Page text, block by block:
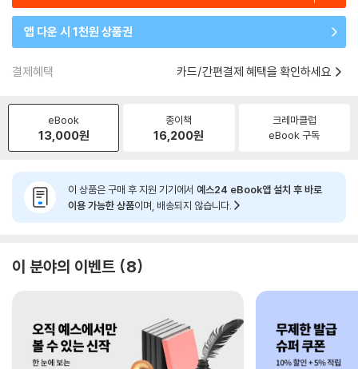
앱 다운 시 1천원 상품권
결제혜택 카드/간편결제 혜택을 확인하세요
eBook
13,000원
종이책
16,200원
크레마클럽
eBook 구독
이 상품은 구매 후 지원 기기에서 예스24 eBook앱 설치 후 바로
이용 가능한 상품이며, 배송되지 않습니다.
이 분야의 이벤트 8